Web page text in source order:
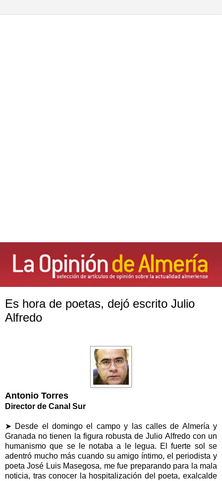
Es hora de poetas, dejó escrito Julio
Alfredo
Antonio Torres
Director de Canal Sur
➤ Desde el domingo el campo y las calles de Almería y
Granada no tienen la figura robusta de Julio Alfredo con un
humanismo que se le notaba a le legua. El fuerte sol se
adentró mucho más cuando su amigo íntimo, el periodista y
poeta José Luis Masegosa, me fue preparando para la mala
noticia, tras conocer la hospitalización del poeta, exalcalde